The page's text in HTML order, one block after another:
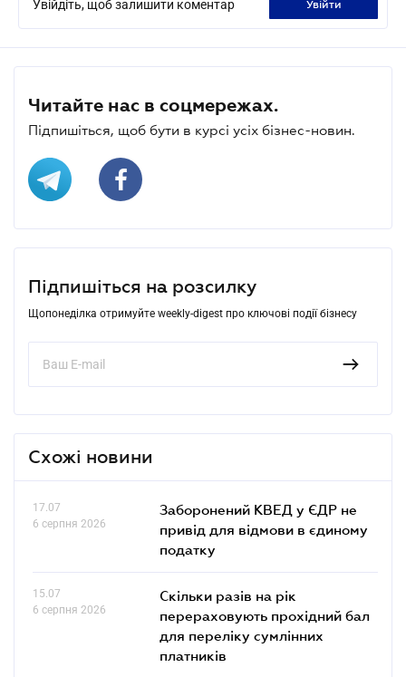
Увійдіть, щоб залишити коментар увійти
Читайте нас в соцмережах.
Підпишіться, щоб бути в курсі усіх бізнес-новин.
Підпишіться на розсилку
Щопонеділка отримуйте weekly-digest про ключові події бізнесу
Схожі новини
17.07
6 серпня 2026
Заборонений КВЕД у ЄДР не
привід для відмови в єдиному
податку
15.07
6 серпня 2026
Скільки разів на рік
перераховують прохідний бал
для переліку сумлінних
платників